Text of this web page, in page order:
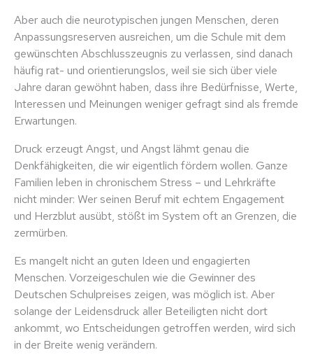
Aber auch die neurotypischen jungen Menschen, deren
Anpassungsreserven ausreichen, um die Schule mit dem
gewünschten Abschlusszeugnis zu verlassen, sind danach
häufig rat- und orientierungslos, weil sie sich über viele
Jahre daran gewöhnt haben, dass ihre Bedürfnisse, Werte,
Interessen und Meinungen weniger gefragt sind als fremde
Erwartungen.
Druck erzeugt Angst, und Angst lähmt genau die
Denkfähigkeiten, die wir eigentlich fördern wollen. Ganze
Familien leben in chronischem Stress – und Lehrkräfte
nicht minder: Wer seinen Beruf mit echtem Engagement
und Herzblut ausübt, stößt im System oft an Grenzen, die
zermürben.
Es mangelt nicht an guten Ideen und engagierten
Menschen. Vorzeigeschulen wie die Gewinner des
Deutschen Schulpreises zeigen, was möglich ist. Aber
solange der Leidensdruck aller Beteiligten nicht dort
ankommt, wo Entscheidungen getroffen werden, wird sich
in der Breite wenig verändern.